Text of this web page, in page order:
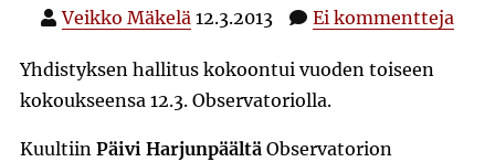
Veikko Mäkelä 12.3.2013 Ei kommentteja
Yhdistyksen hallitus kokoontui vuoden toiseen
kokoukseensa 12.3. Observatoriolla.
Kuultiin Päivi Harjunpäältä Observatorion